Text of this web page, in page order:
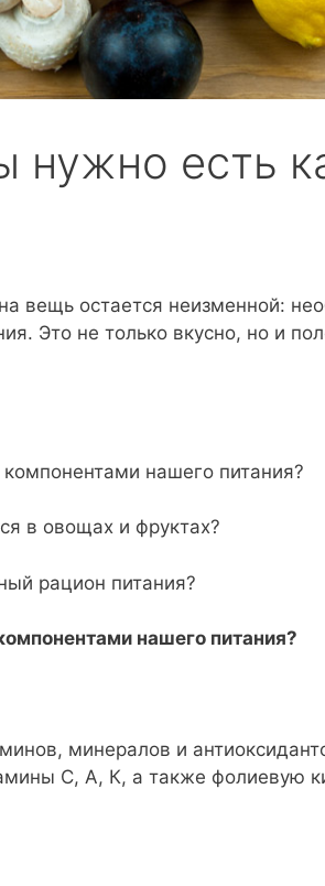
нужно есть
вещь остается неизменной:
Это не только вкусно, но и
нашего питания?
в овощах и фруктах?
рацион питания?
нашего питания?
минералов и
С, А, К, а также фолиевую